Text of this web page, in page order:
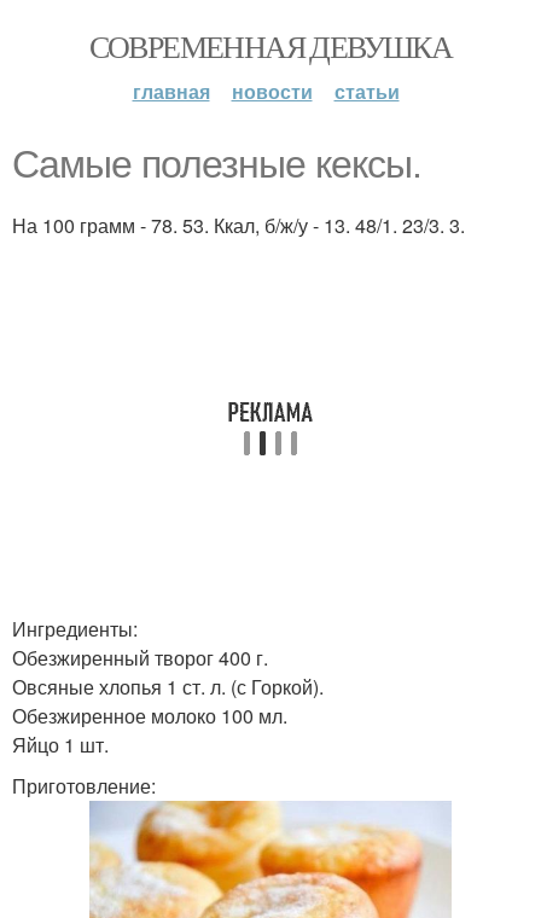
СОВРЕМЕННАЯ ДЕВУШКА
главная новости статьи
Самые полезные кексы.
На 100 грамм - 78. 53. Ккал, б/ж/у - 13. 48/1. 23/3. 3.
Ингредиенты:
Обезжиренный творог 400 г.
Овсяные хлопья 1 ст. л. (с Горкой).
Обезжиренное молоко 100 мл.
Яйцо 1 шт.
Приготовление: